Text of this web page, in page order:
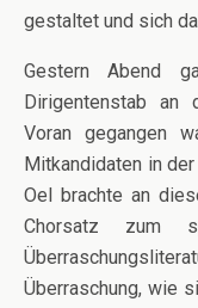
gestaltet und sich
Gestern Abend
Dirigentenstab an
Voran gegangen
Mitkandidaten in
Oel brachte an
Chorsatz zum
Überraschung, wie